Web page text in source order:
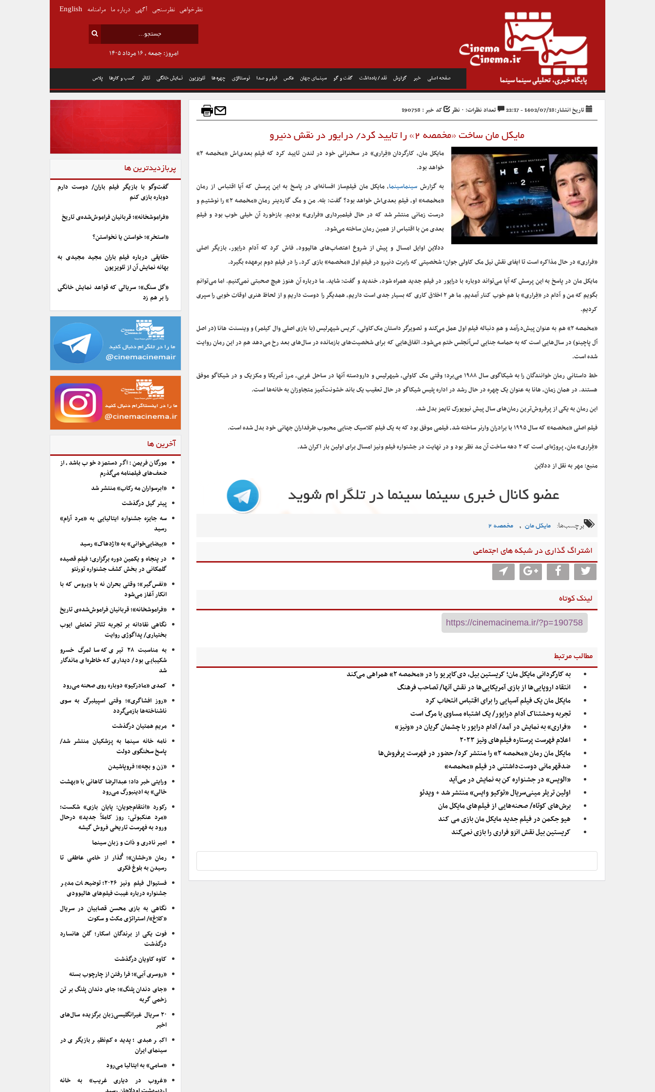
صفحه اصلی خبر گزارش نقد / یادداشت گفت و گو سینمای جهان عکس فیلم و صدا نوستالژی چهره ها تلویزیون نمایش خانگی تئاتر کسب و کارها پلاس
امروز: جمعه , ۱۶ مرداد ۱۴۰۵
نظرخواهی نظرسنجی آگهی درباره ما مرامنامه English
تاریخ انتشار:1402/07/18 - 22:17 تعداد نظرات: ۰ نظر کد خبر : 190758
مایکل مان ساخت «مخمصه ۲» را تایید کرد/ درایور در نقش دنیرو
مایکل مان، کارگردان «فِراری» در سخنرانی خود در لندن تایید کرد که فیلم بعدی‌اش «مخمصه ۲»
خواهد بود.
به گزارش سینماسینما، مایکل مان فیلم‌ساز افسانه‌ای در پاسخ به این پرسش که آیا اقتباس از رمان
«مخمصه» او، فیلم بعدی‌اش خواهد بود؟ گفت: بله. من و مگ گاردینر رمان «مخمصه ۲» را نوشتیم و
درست زمانی منتشر شد که در حال فیلمبرداری «فراری» بودیم. بازخورد آن خیلی خوب بود و فیلم
بعدی من با اقتباس از همین رمان ساخته می‌شود.
ددلاین اوایل امسال و پیش از شروع اعتصاب‌های هالیوود، فاش کرد که آدام درایور، بازیگر اصلی
«فراری» در حال مذاکره است تا ایفای نقش نیل مک کاولی جوان؛ شخصیتی که رابرت دنیرو در فیلم اول «مخصمه» بازی کرد، را در فیلم دوم برعهده بگیرد.
مایکل مان در پاسخ به این پرسش که آیا می‌تواند دوباره با درایور در فیلم جدید همراه شود، خندید و گفت: شاید. ما درباره آن هنوز هیچ صحبتی نمی‌کنیم. اما می‌توانم
بگویم که من و آدام در «فِراری» با هم خوب کنار آمدیم. ما هر ۲ اخلاق کاری که بسیار جدی است داریم، همدیگر را دوست داریم و از لحاظ هنری اوقات خوبی را سپری
کردیم.
«مخمصه ۲» هم به عنوان پیش‌درآمد و هم دنباله فیلم اول عمل می‌کند و تصویرگر داستان مک‌کاولی، کریس شیهرلیس (با بازی اصلی وال کیلمر) و وینسنت هانا (در اصل
آل پاچینو) در سال‌هایی است که به حماسه جنایی لس‌آنجلس ختم می‌شود. اتفاق‌هایی که برای شخصیت‌های بازمانده در سال‌های بعد رخ می‌دهد هم در این رمان روایت
شده است.
خط داستانی رمان خوانندگان را به شیکاگوی سال ۱۹۸۸ می‌برد؛ وقتی مک کاولی، شیهرلیس و دارودسته آنها در ساحل غربی، مرز آمریکا و مکزیک و در شیکاگو موفق
هستند. در همان زمان، هانا به عنوان یک چهره در حال رشد در اداره پلیس شیکاگو در حال تعقیب یک باند خشونت‌آمیز متجاوزان به خانه‌ها است.
این رمان به یکی از پرفروش‌ترین رمان‌های سال پیش نیویورک تایمز بدل شد.
فیلم اصلی «مخصمه» که سال ۱۹۹۵ با برادران وارنر ساخته شد، فیلمی موفق بود که به یک فیلم کلاسیک جنایی محبوب طرفداران جهانی خود بدل شده است.
«فِراری» مان، پروژه‌ای است که ۲ دهه ساخت آن مد نظر بود و در نهایت در جشنواره فیلم ونیز امسال برای اولین بار اکران شد.
منبع: مهر به نقل از ددلاین
برچسب‌ها: مایکل مان , مخمصه 2
اشتراگ گذاری در شبکه های اجتماعی
لینک کوتاه
مطالب مرتبط
به کارگردانی مایکل مان؛ کریستین بیل، دی‌کاپریو را در «مخمصه ۲» همراهی می‌کند
انتقاد اروپایی‌ها از بازی آمریکایی‌ها در نقش‌ آنها/ تصاحب فرهنگ
مایکل مان یک فیلم آسیایی را برای اقتباس انتخاب کرد
تجربه وحشتناک آدام درایور/ یک اشتباه مساوی با مرگ است
«فراری» به نمایش در آمد/ آدام درایور با چشمان گریان در «ونیز»
اعلام فهرست پرستاره فیلم‌های ونیز ۲۰۲۳
مایکل مان رمان «مخمصه ۲» را منتشر کرد/ حضور در فهرست پرفروش‌ها
ضدقهرمانی دوست‌داشتنی در فیلم «مخمصه»
«الویس» در جشنواره کن به نمایش در می‌آید
اولین تریلر مینی‌سریال «توکیو وایس» منتشر شد + ویدئو
برش‌های کوتاه/ صحنه‌هایی از فیلم‌های مایکل مان
هیو جکمن در فیلم جدید مایکل مان بازی می کند
کریستین بیل نقش انزو فراری را بازی نمی‌کند
پربازدیدترین ها
گفت‌وگو با بازیگر فیلم باران/ دوست دارم
دوباره بازی کنم
«فراموشخانه»؛ قربانیان فراموش‌شده‌ی تاریخ
«استخر»؛ خواستن یا نخواستن؟
حقایقی درباره فیلم باران مجید مجیدی به
بهانه نمایش آن از تلویزیون
«گل سنگ»؛ سریالی که قواعد نمایش خانگی
را بر هم زد
آخرین ها
مورگان فریمن: اگر دستمزد خوب باشد، از
ضعف‌های فیلمنامه می‌گذرم
«ابرسواران مه رکاب» منتشر شد
پیتر گیل درگذشت
سه جایزه جشنواره ایتالیایی به «مرد آرام»
رسید
«بیضایی‌خوانی» به «اژدهاک» رسید
در پنجاه و یکمین دوره برگزاری؛ فیلم قصیده
گلمکانی در بخش کشف جشنواره تورنتو
«نفس‌گیر»؛ وقتی بحران نه با ویروس که با
انکار آغاز می‌شود
«فراموشخانه»؛ قربانیان فراموش‌شده‌ی تاریخ
نگاهی نقادانه بر تجربه تئاتر تعاملی ایوب
بختیاری/ پداگوژی روایت
به مناسبت ۲۸ تیری که سالمرگ خسرو
شکیبایی بود/ دیداری که خاطره‌ای ماندگار
شد
کمدی «مادرکیو» دوباره روی صحنه می‌رود
«روز افشاگری»؛ وقتی اسپیلبرگ به سوی
ناشناخته‌ها بازمی‌گردد
مریم همتیان درگذشت
نامه خانه سینما به پزشکیان منتشر شد/
پاسخ سخنگوی دولت
«زن و بچه»؛ فروپاشیدن
ورایتی خبر داد؛ عبدالرضا کاهانی با «بهشت
خالی» به ادینبورگ می‌رود
رکورد «انتقام‌جویان: پایان بازی» شکست؛
«مرد عنکبوتی: روز کاملاً جدید» درحال
ورود به فهرست تاریخی فروش گیشه
امیر نادری و ذات و زبان سینما
رمان «رخشان»؛ گُذار از خامیِ عاطفی تا
رسیدن به بلوغ فکری
فستیوال فیلم ونیز ۲۰۲۶؛ توضیحات مدیر
جشنواره درباره غیبت فیلم‌های هالیوودی
نگاهی به بازی محسن قصابیان در سریال
«کلاغ»/ استراتژی مکث و سکوت
فوت یکی از برندگان اسکار؛ گلن هانسارد
درگذشت
کاوه کاویان درگذشت
«روسری آبی»؛ فرا رفتن از چارچوب بسته
«جای دندان پلنگ»؛ جای دندان پلنگ بر تن
زخمی گربه
۲۰ سریال غیرانگلیسی‌زبان برگزیده سال‌های
اخیر
اکبر عبدی؛ پدیده کم‌نظیر بازیگری در
سینمای ایران
«سامی» به ایتالیا می‌رود
«غروب در دیاری غریب» به خانه